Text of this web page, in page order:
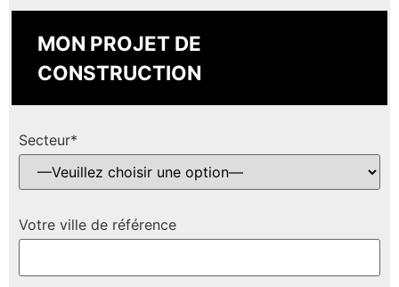
MON PROJET DE
CONSTRUCTION
Secteur*
Votre ville de référence